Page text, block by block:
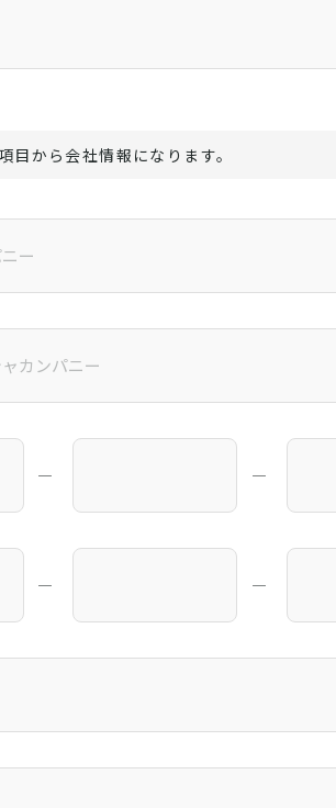
目から会社情報になります。
― ―
― ―